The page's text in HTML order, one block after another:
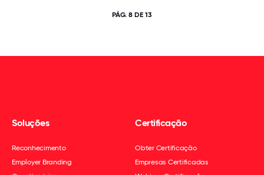
PÁG. 8 DE 13
Soluções
Reconhecimento
Employer Branding
Certificação
Obter Certificação
Empresas Certificadas